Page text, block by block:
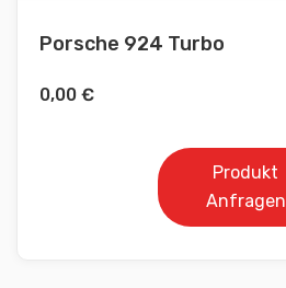
Porsche 924 Turbo
0,00 €
Produkt
Anfragen